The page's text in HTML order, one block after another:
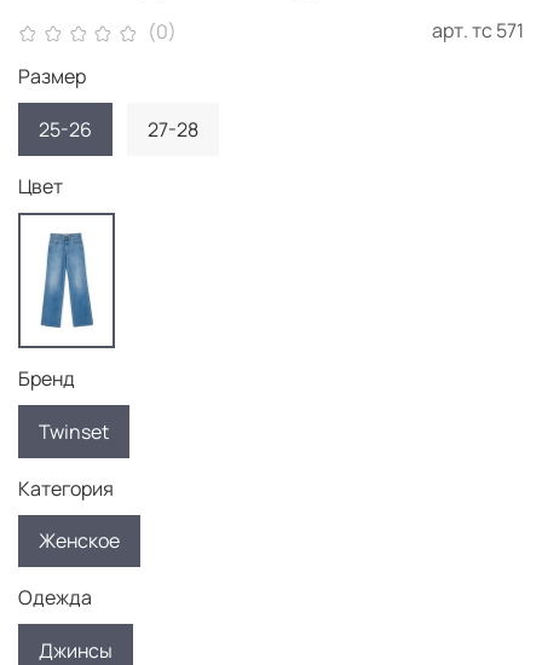
(0) арт.тс 571
Размер
25-26
27-28
Цвет
Бренд
Twinset
Категория
Женское
Одежда
Джинсы